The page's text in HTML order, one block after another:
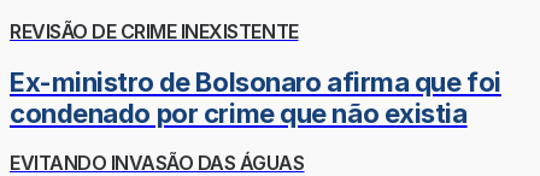
REVISÃO DE CRIME INEXISTENTE
Ex-ministro de Bolsonaro afirma que foi
condenado por crime que não existia
EVITANDO INVASÃO DAS ÁGUAS